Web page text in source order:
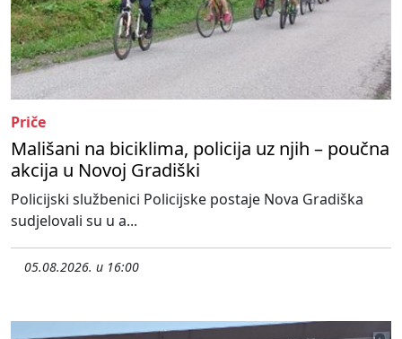
Priče
Mališani na biciklima, policija uz njih – poučna
akcija u Novoj Gradiški
Policijski službenici Policijske postaje Nova Gradiška
sudjelovali su u a...
05.08.2026. u 16:00